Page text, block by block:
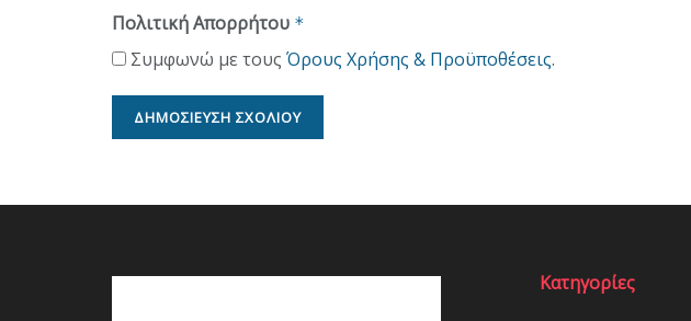
Πολιτική Απορρήτου *
Συμφωνώ με τους Όρους Χρήσης & Προϋποθέσεις.
Κατηγορίες